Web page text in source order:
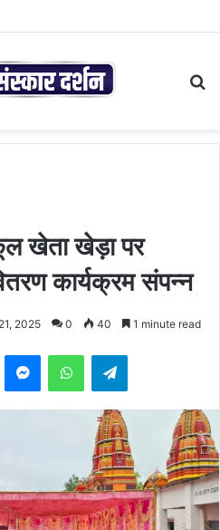
खेता खेड़ा पर
कार्यक्रम संपन्न
2025 0 40 1 minute read
MessengerWhatsAppTelegram